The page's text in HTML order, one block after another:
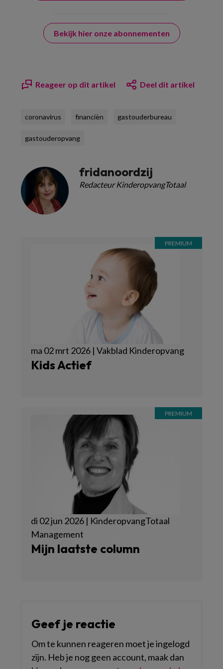
Bekijk hier onze abonnementen
Reageer op dit artikel Deel dit artikel
coronavirus financiën gastouderbureau
gastouderopvang
fridanoordzij
Redacteur KinderopvangTotaal
ma 02 mrt 2026 | Vakblad Kinderopvang
Kids Actief
di 02 jun 2026 | KinderopvangTotaal
Management
Mijn laatste column
Geef je reactie
Om te kunnen reageren moet je ingelogd
zijn. Heb je nog geen account, maak dan